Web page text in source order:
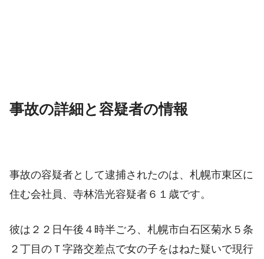
事故の詳細と容疑者の情報
事故の容疑者として逮捕されたのは、札幌市東区に
住む会社員、寺林浩光容疑者６１歳です。
彼は２２日午後４時半ごろ、札幌市白石区菊水５条
２丁目のＴ字路交差点で女の子をはねた疑いで現行